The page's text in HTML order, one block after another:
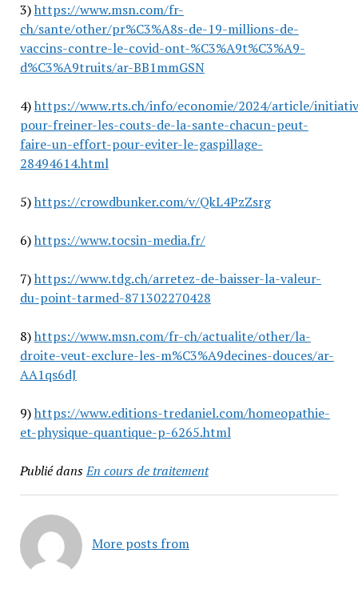
3)https://www.msn.com/fr-
ch/sante/other/pr%C3%A8s-de-19-millions-de-
vaccins-contre-le-covid-ont-%C3%A9t%C3%A9-
d%C3%A9truits/ar-BB1mmGSN
4)https://www.rts.ch/info/economie/2024/article/
pour-freiner-les-couts-de-la-sante-chacun-peut-
faire-un-effort-pour-eviter-le-gaspillage-
28494614.html
5)https://crowdbunker.com/v/QkL4PzZsrg
6)https://www.tocsin-media.fr/
7)https://www.tdg.ch/arretez-de-baisser-la-valeur-
du-point-tarmed-871302270428
8)https://www.msn.com/fr-ch/actualite/other/la-
droite-veut-exclure-les-m%C3%A9decines-douces/ar-
AA1qs6dJ
9)https://www.editions-tredaniel.com/homeopathie-
et-physique-quantique-p-6265.html
Publié dansEn cours de traitement
More posts from